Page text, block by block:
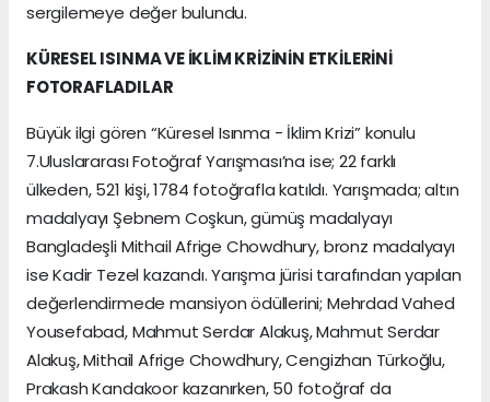
sergilemeye değer bulundu.
KÜRESEL ISINMA VE İKLİM KRİZİNİN ETKİLERİNİ
FOTORAFLADILAR
Büyük ilgi gören “Küresel Isınma - İklim Krizi” konulu
7.Uluslararası Fotoğraf Yarışması’na ise; 22 farklı
ülkeden, 521 kişi, 1784 fotoğrafla katıldı. Yarışmada; altın
madalyayı Şebnem Coşkun, gümüş madalyayı
Bangladeşli Mithail Afrige Chowdhury, bronz madalyayı
ise Kadir Tezel kazandı. Yarışma jürisi tarafından yapılan
değerlendirmede mansiyon ödüllerini; Mehrdad Vahed
Yousefabad, Mahmut Serdar Alakuş, Mahmut Serdar
Alakuş, Mithail Afrige Chowdhury, Cengizhan Türkoğlu,
Prakash Kandakoor kazanırken, 50 fotoğraf da